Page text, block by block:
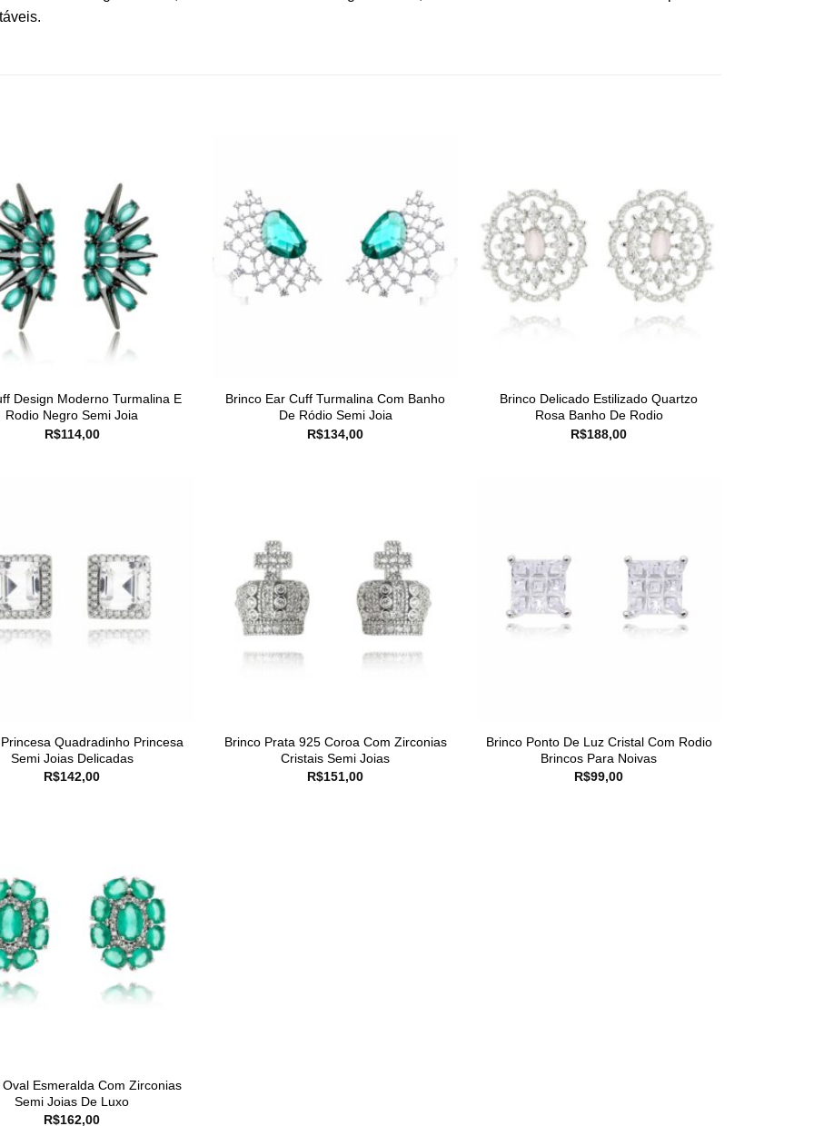
.
Design Moderno Turmalina E
Rodio Negro Semi Joia
R$114,00
Brinco Ear Cuff Turmalina Com Banho
De Ródio Semi Joia
R$134,00
Brinco Delicado Estilizado Quartzo
Rosa Banho De Rodio
R$188,00
Quadradinho Princesa
Semi Joias Delicadas
R$142,00
Brinco Prata 925 Coroa Com Zirconias
Cristais Semi Joias
R$151,00
Brinco Ponto De Luz Cristal Com Rodio
Brincos Para Noivas
R$99,00
Esmeralda Com Zirconias
Semi Joias De Luxo
R$162,00